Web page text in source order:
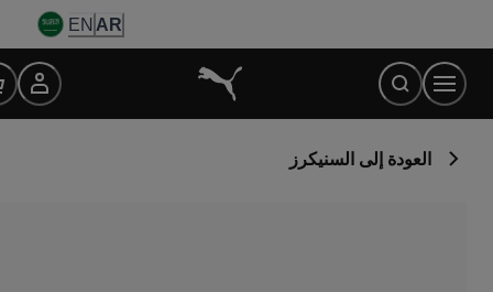
Content
AR
EN
العودة إلى السنيكرز